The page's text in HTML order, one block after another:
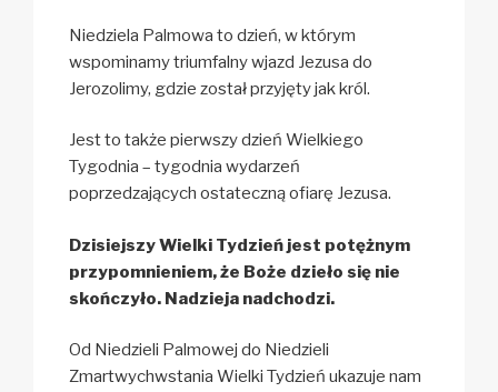
Niedziela Palmowa to dzień, w którym
wspominamy triumfalny wjazd Jezusa do
Jerozolimy, gdzie został przyjęty jak król.
Jest to także pierwszy dzień Wielkiego
Tygodnia – tygodnia wydarzeń
poprzedzających ostateczną ofiarę Jezusa.
Dzisiejszy Wielki Tydzień jest potężnym
przypomnieniem, że Boże dzieło się nie
skończyło. Nadzieja nadchodzi.
Od Niedzieli Palmowej do Niedzieli
Zmartwychwstania Wielki Tydzień ukazuje nam